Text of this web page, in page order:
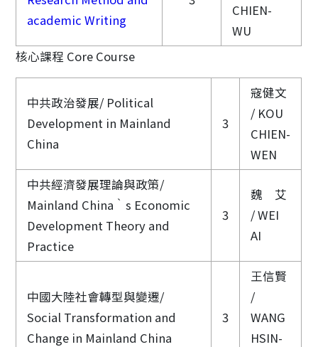
academic Writing
CHIEN-
WU
核心課程 Core Course
中共政治發展/ Political
Development in Mainland
China
3
寇健文
/ KOU
CHIEN-
WEN
中共經濟發展理論與政策/
Mainland China‵s Economic
Development Theory and
Practice
3
魏 艾
/ WEI
AI
中國大陸社會轉型與變遷/
Social Transformation and
Change in Mainland China
3
王信賢
/
WANG
HSIN-